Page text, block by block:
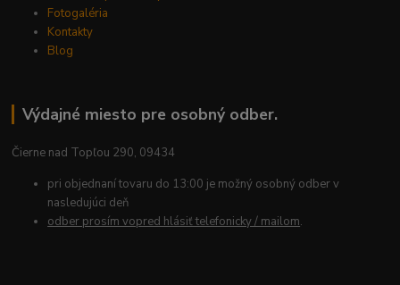
Fotogaléria
Kontakty
Blog
Výdajné miesto pre osobný odber.
Čierne nad Topľou 290, 09434
pri objednaní tovaru do 13:00 je možný osobný odber v
nasledujúci deň
odber prosím vopred hlásiť telefonicky / mailom.